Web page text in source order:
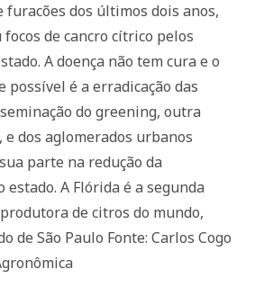
furacões dos últimos dois anos,
de cancro cítrico pelos
A doença não tem cura e o
possível é a erradicação das
do greening, outra
e dos aglomerados urbanos
parte na redução da
A Flórida é a segunda
de citros do mundo,
de São Paulo Fonte: Carlos Cogo